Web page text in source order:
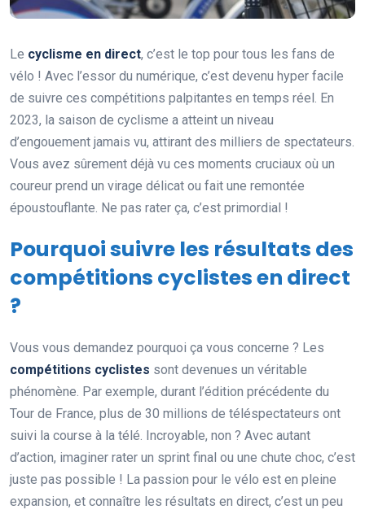
Le cyclisme en direct, c’est le top pour tous les fans de
vélo ! Avec l’essor du numérique, c’est devenu hyper facile
de suivre ces compétitions palpitantes en temps réel. En
2023, la saison de cyclisme a atteint un niveau
d’engouement jamais vu, attirant des milliers de spectateurs.
Vous avez sûrement déjà vu ces moments cruciaux où un
coureur prend un virage délicat ou fait une remontée
époustouflante. Ne pas rater ça, c’est primordial !
Pourquoi suivre les résultats des
compétitions cyclistes en direct
?
Vous vous demandez pourquoi ça vous concerne ? Les
compétitions cyclistes sont devenues un véritable
phénomène. Par exemple, durant l’édition précédente du
Tour de France, plus de 30 millions de téléspectateurs ont
suivi la course à la télé. Incroyable, non ? Avec autant
d’action, imaginer rater un sprint final ou une chute choc, c’est
juste pas possible ! La passion pour le vélo est en pleine
expansion, et connaître les résultats en direct, c’est un peu